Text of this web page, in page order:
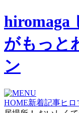
がもっと
ン
HOME新着記事ヒロ